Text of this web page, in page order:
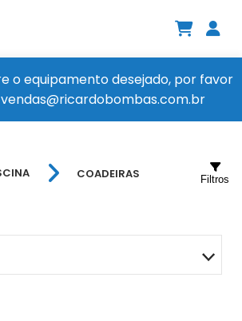
o equipamento desejado, por favor
COADEIRAS Filtros